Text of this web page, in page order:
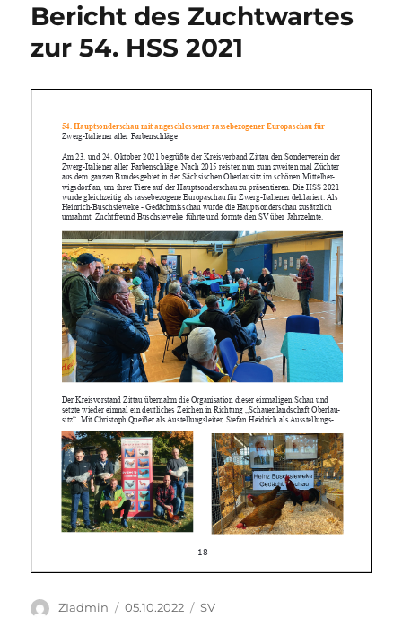
Bericht des Zuchtwartes
zur 54. HSS 2021
Autor
ZIadmin
Veröffentlicht
05.10.2022 Kategorien
SV